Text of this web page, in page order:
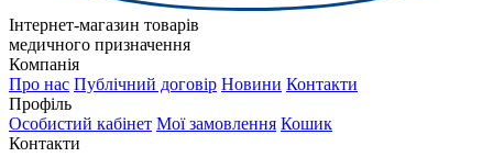
Інтернет-магазин товарів
медичного призначення
Компанія
Про нас Публічний договір Новини Контакти
Профіль
Особистий кабінет Мої замовлення Кошик
Контакти